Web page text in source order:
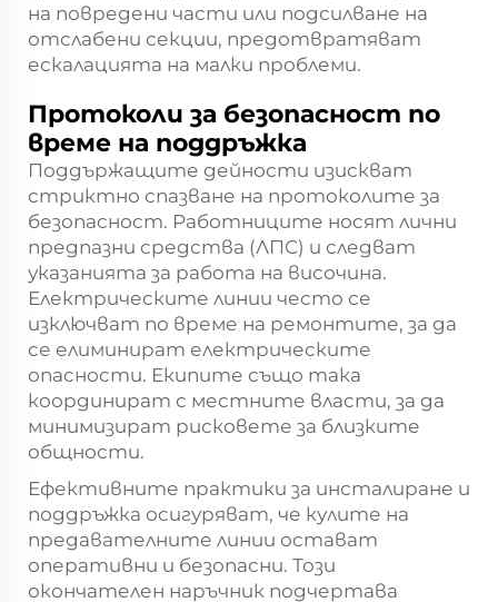
на повредени части или подсилване на
отслабени секции, предотвратяват
ескалацията на малки проблеми.
Протоколи за безопасност по
време на поддръжка
Поддържащите дейности изискват
стриктно спазване на протоколите за
безопасност. Работниците носят лични
предпазни средства (ЛПС) и следват
указанията за работа на височина.
Електрическите линии често се
изключват по време на ремонтите, за да
се елиминират електрическите
опасности. Екипите също така
координират с местните власти, за да
минимизират рисковете за близките
общности.
Ефективните практики за инсталиране и
поддръжка осигуряват, че кулите на
предавателните линии остават
оперативни и безопасни. Този
окончателен наръчник подчертава